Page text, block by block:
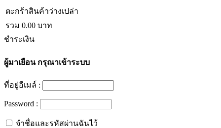
ตะกร้าสินค้าว่างเปล่า
รวม 0.00 บาท
ชำระเงิน
ผู้มาเยือนกรุณาเข้าระบบ
ที่อยู่อีเมล์ :
Password :
จำชื่อและรหัสผ่านฉันไว้